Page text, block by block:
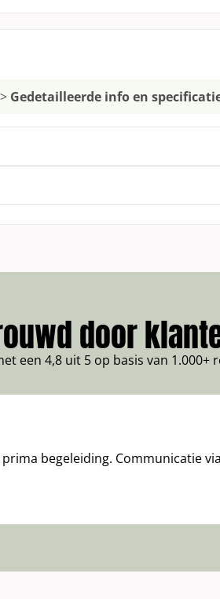
> Gedetailleerde info en
door
een 4,8 uit 5 op basis van 1.000+
begeleiding. Communicatie